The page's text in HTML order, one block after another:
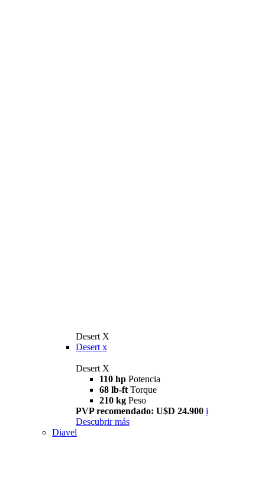
Desert X
Desert x
Desert X
110 hp Potencia
68 lb-ft Torque
210 kg Peso
PVP recomendado: U$D 24.900 i
Descubrir más
Diavel